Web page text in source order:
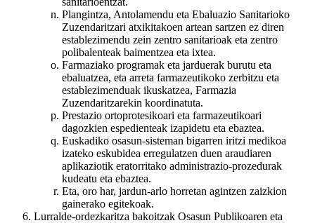
Plangintza, Antolamendu eta Ebaluazio Sanitarioko
Zuzendaritzari atxikitakoen artean sartzen ez diren
establezimendu zein zentro sanitarioak eta zentro
polibalenteak baimentzea eta ixtea.
Farmaziako programak eta jarduerak burutu eta
ebaluatzea, eta arreta farmazeutikoko zerbitzu eta
establezimenduak ikuskatzea, Farmazia
Zuzendaritzarekin koordinatuta.
Prestazio ortoprotesikoari eta farmazeutikoari
dagozkien espedienteak izapidetu eta ebaztea.
Euskadiko osasun-sisteman bigarren iritzi medikoa
izateko eskubidea erregulatzen duen araudiaren
aplikaziotik eratorritako administrazio-prozedurak
kudeatu eta ebaztea.
Eta, oro har, jardun-arlo horretan agintzen zaizkion
gainerako egitekoak.
Lurralde-ordezkaritza bakoitzak Osasun Publikoaren eta